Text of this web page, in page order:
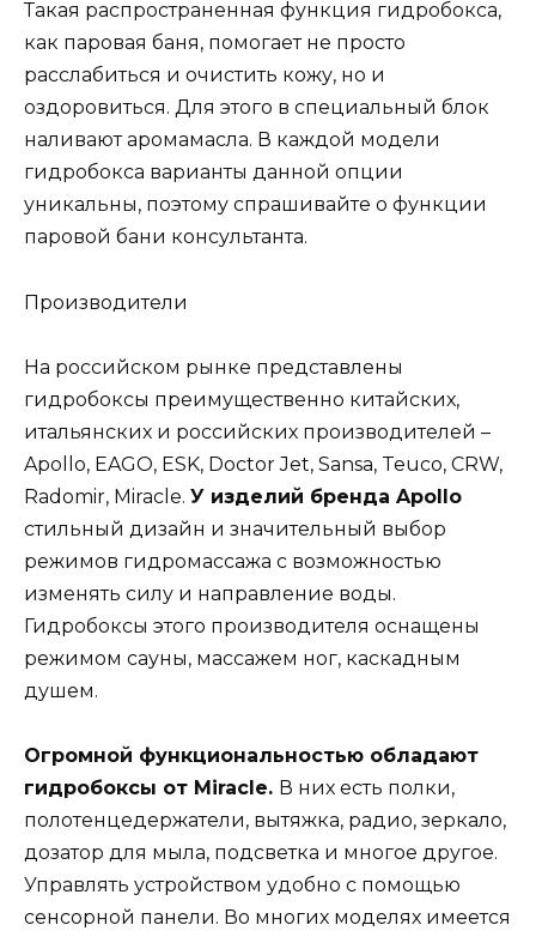
Такая распространенная функция гидробокса,
как паровая баня, помогает не просто
расслабиться и очистить кожу, но и
оздоровиться. Для этого в специальный блок
наливают аромамасла. В каждой модели
гидробокса варианты данной опции
уникальны, поэтому спрашивайте о функции
паровой бани консультанта.
Производители
На российском рынке представлены
гидробоксы преимущественно китайских,
итальянских и российских производителей –
Apollo, EAGO, ESK, Doctor Jet, Sansa, Teuco, CRW,
Radomir, Miracle. У изделий бренда Apollo
стильный дизайн и значительный выбор
режимов гидромассажа с возможностью
изменять силу и направление воды.
Гидробоксы этого производителя оснащены
режимом сауны, массажем ног, каскадным
душем.
Огромной функциональностью обладают
гидробоксы от Miracle. В них есть полки,
полотенцедержатели, вытяжка, радио, зеркало,
дозатор для мыла, подсветка и многое другое.
Управлять устройством удобно с помощью
сенсорной панели. Во многих моделях имеется